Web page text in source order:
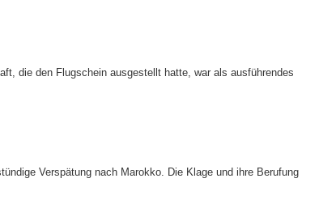
die den Flugschein ausgestellt hatte, war als ausführendes
Verspätung nach Marokko. Die Klage und ihre Berufung